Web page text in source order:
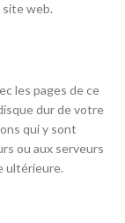
web.
les pages de ce
dur de votre
qui y sont
ou aux serveurs
ultérieure.